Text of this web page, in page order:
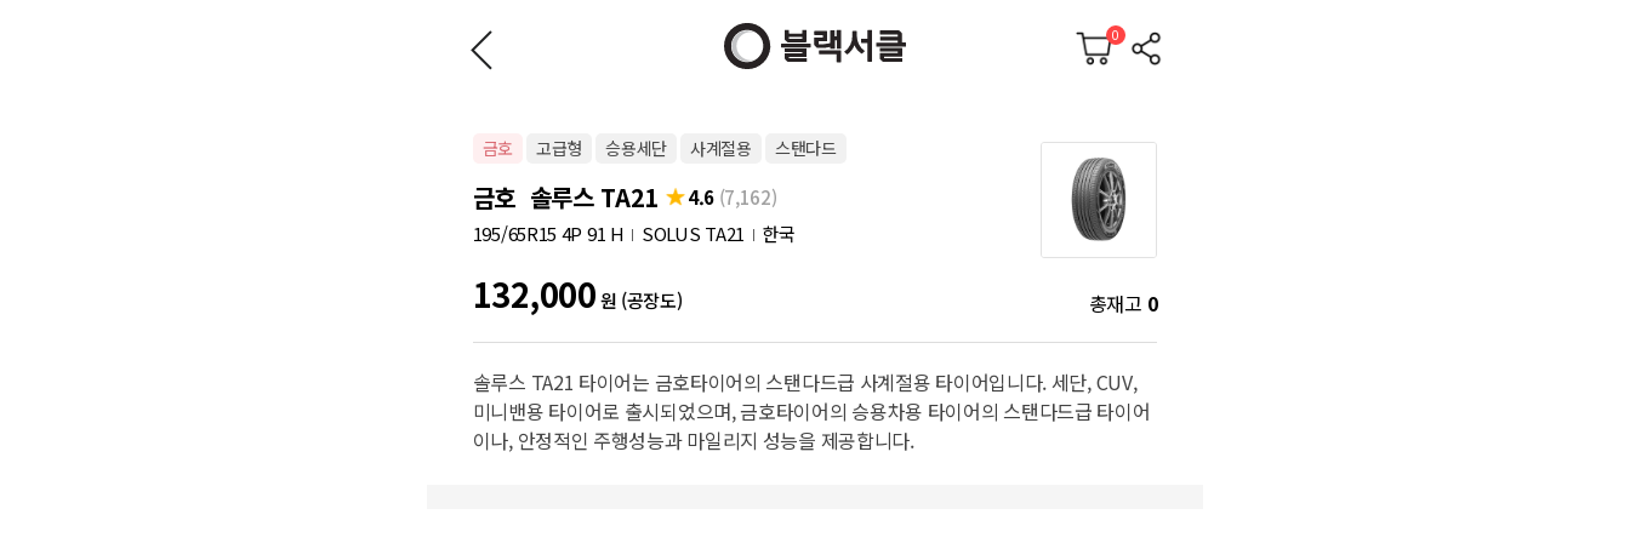
0
금호 고급형 승용세단 사계절용 스탠다드
금호 솔루스 TA21 4.6 (7,162)
195/65R15 4P 91 H
SOLUS TA21 한국
132,000원 (공장도) 총재고 0
솔루스 TA21 타이어는 금호타이어의 스탠다드급 사계절용 타이어입니다. 세단, CUV,
미니밴용 타이어로 출시되었으며, 금호타이어의 승용차용 타이어의 스탠다드급 타이어
이나, 안정적인 주행성능과 마일리지 성능을 제공합니다.